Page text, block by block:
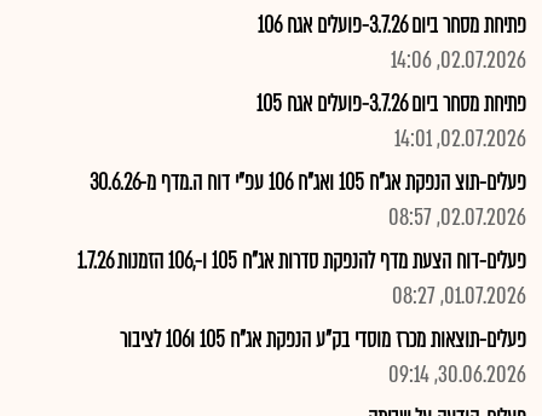
פתיחת מסחר ביום 3.7.26-פועלים אגח 106
02.07.2026, 14:06
פתיחת מסחר ביום 3.7.26-פועלים אגח 105
02.07.2026, 14:01
פעלים-תוצ הנפקת אג"ח 105 ואג"ח 106 עפ"י דוח ה.מדף מ-30.6.26
02.07.2026, 08:57
פעלים-דוח הצעת מדף להנפקת סדרות אג"ח 105 ו-,106 הזמנות 1.7.26
01.07.2026, 08:27
פעלים-תוצאות מכרז מוסדי בק"ע הנפקת אג"ח 105 ו106 לציבור
30.06.2026, 09:14